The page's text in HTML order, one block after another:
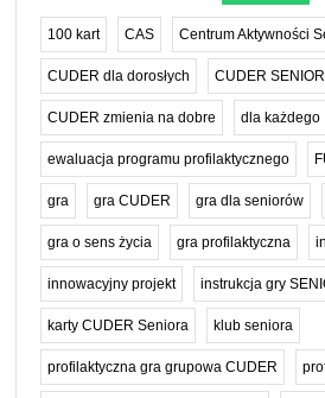
100 kart CAS Centrum Aktywności
CUDER dla dorosłych CUDER
CUDER zmienia na dobre dla każdego
ewaluacja programu profilaktycznego
gra gra CUDER gra dla seniorów
gra o sens życia gra profilaktyczna
innowacyjny projekt instrukcja gry
karty CUDER Seniora klub seniora
profilaktyczna gra grupowa CUDER